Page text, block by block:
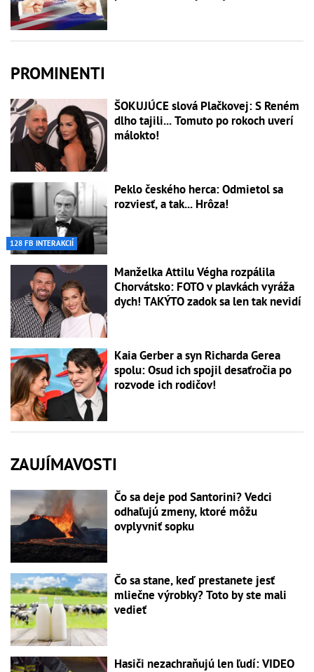
PROMINENTI
ŠOKUJÚCE slová Plačkovej: S Reném
dlho tajili... Tomuto po rokoch uverí
málokto!
128 FB INTERAKCIÍ
Peklo českého herca: Odmietol sa
rozviesť, a tak... Hrôza!
Manželka Attilu Végha rozpálila
Chorvátsko: FOTO v plavkách vyráža
dych! TAKÝTO zadok sa len tak nevidí
Kaia Gerber a syn Richarda Gerea
spolu: Osud ich spojil desaťročia po
rozvode ich rodičov!
ZAUJÍMAVOSTI
Čo sa deje pod Santorini? Vedci
odhaľujú zmeny, ktoré môžu
ovplyvniť sopku
Čo sa stane, keď prestanete jesť
mliečne výrobky? Toto by ste mali
vedieť
Hasiči nezachraňujú len ľudí: VIDEO